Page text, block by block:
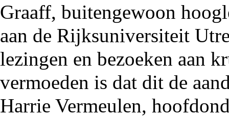
Graaff, buitengewoon
aan de Rijksuniversiteit
lezingen en bezoeken aan
vermoeden is dat dit de
Harrie Vermeulen,